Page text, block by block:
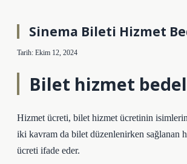
Sinema Bileti Hizmet
Tarih: Ekim 12, 2024
Bilet hizmet
Hizmet ücreti, bilet hizmet ücretinin
iki kavram da bilet düzenlenirken sağlanan
ücreti ifade eder.